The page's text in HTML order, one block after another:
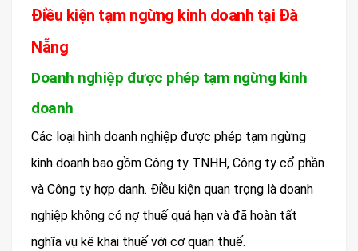
Điều kiện tạm ngừng kinh doanh tại Đà
Nẵng
Doanh nghiệp được phép tạm ngừng kinh
doanh
Các loại hình doanh nghiệp được phép tạm ngừng
kinh doanh bao gồm Công ty TNHH, Công ty cổ phần
và Công ty hợp danh. Điều kiện quan trọng là doanh
nghiệp không có nợ thuế quá hạn và đã hoàn tất
nghĩa vụ kê khai thuế với cơ quan thuế.